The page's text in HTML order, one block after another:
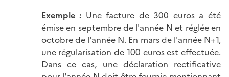
Exemple : Une facture de 300 euros a été
émise en septembre de l'année N et réglée en
octobre de l'année N. En mars de l'année N+1,
une régularisation de 100 euros est effectuée.
Dans ce cas, une déclaration rectificative